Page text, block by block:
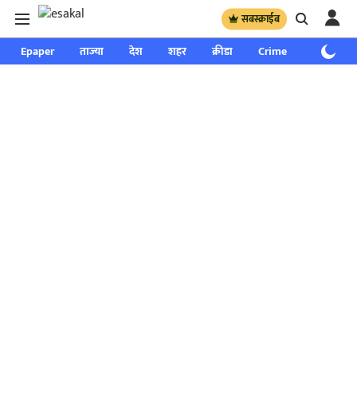
सबस्क्राईब
Epaper ताज्या देश शहर क्रीडा Crime साप्ताहिक